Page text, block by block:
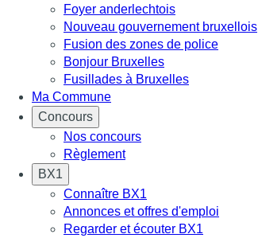
Foyer anderlechtois
Nouveau gouvernement bruxellois
Fusion des zones de police
Bonjour Bruxelles
Fusillades à Bruxelles
Ma Commune
Concours
Nos concours
Règlement
BX1
Connaître BX1
Annonces et offres d'emploi
Regarder et écouter BX1